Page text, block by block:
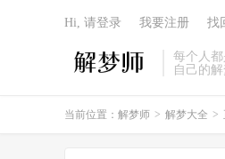
每个人都
自己的
Hi, 请登录 我要注册 找
当前位置： 解梦师 > 解梦大全 >